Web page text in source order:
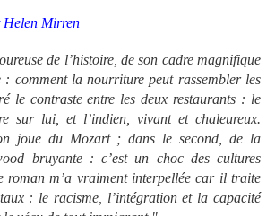
Helen Mirren
de l’histoire, de son cadre magnifique
: comment la nourriture peut rassembler les
le contraste entre les deux restaurants : le
sur lui, et l’indien, vivant et chaleureux.
joue du Mozart ; dans le second, de la
bruyante : c’est un choc des cultures
roman m’a vraiment interpellée car il traite
: le racisme, l’intégration et la capacité